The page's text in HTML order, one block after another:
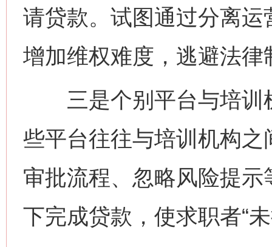
请贷款。试图通过分离
增加维权难度，逃避法律
三是个别平台与培训
些平台往往与培训机构
审批流程、忽略风险提
下完成贷款，使求职者“